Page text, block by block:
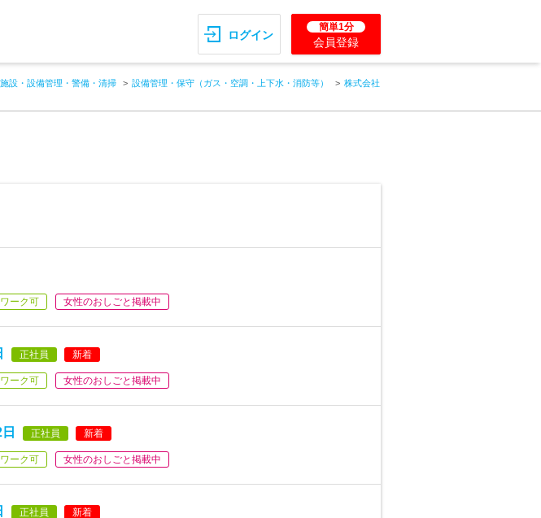
ログイン
簡単1分
会員登録
施設・設備管理・警備・清掃 設備管理・保守（ガス・空調・上下水・消防等）
株式会社
ーク可 女性のおしごと掲載中
正社員 新着
ーク可 女性のおしごと掲載中
正社員 新着
ーク可 女性のおしごと掲載中
正社員 新着